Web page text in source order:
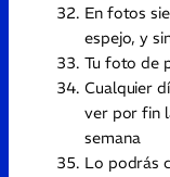
En fotos
espejo, y
Tu foto de
Cualquier
ver por fin
semana
Lo podrás